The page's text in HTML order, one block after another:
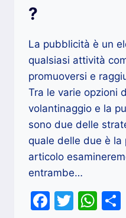
?
La pubblicità è un
qualsiasi attività
promuoversi e
Tra le varie opzioni
volantinaggio e la
sono due delle
quale delle due è la
articolo
entrambe…
Facebook
Twitter